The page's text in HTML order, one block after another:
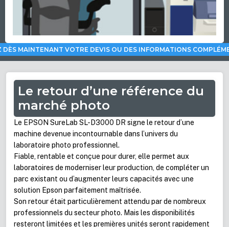
DÈS MAINTENANT VOTRE DEVIS OU DES INFORMATIONS
Le retour d’une référence du
marché photo
Le EPSON SureLab SL-D3000 DR signe le retour d’une
machine devenue incontournable dans l’univers du
laboratoire photo professionnel.
Fiable, rentable et conçue pour durer, elle permet aux
laboratoires de moderniser leur production, de compléter un
parc existant ou d’augmenter leurs capacités avec une
solution Epson parfaitement maîtrisée.
Son retour était particulièrement attendu par de nombreux
professionnels du secteur photo. Mais les disponibilités
resteront limitées et les premières unités seront rapidement